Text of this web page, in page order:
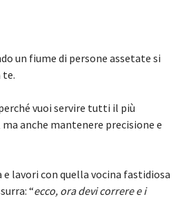
un fiume di persone assetate si
te.
vuoi servire tutti il più
anche mantenere precisione e
e lavori con quella vocina fastidiosa
“ecco, ora devi correre e i